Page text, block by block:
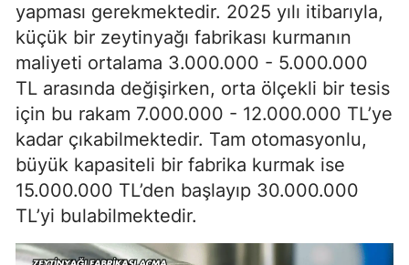
yapması gerekmektedir. 2025 yılı itibarıyla,
küçük bir zeytinyağı fabrikası kurmanın
maliyeti ortalama 3.000.000 - 5.000.000
TL arasında değişirken, orta ölçekli bir tesis
için bu rakam 7.000.000 - 12.000.000 TL’ye
kadar çıkabilmektedir. Tam otomasyonlu,
büyük kapasiteli bir fabrika kurmak ise
15.000.000 TL’den başlayıp 30.000.000
TL’yi bulabilmektedir.